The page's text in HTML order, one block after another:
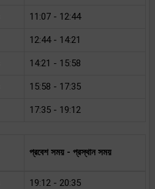
11:07 - 12:44
12:44 - 14:21
14:21 - 15:58
15:58 - 17:35
17:35 - 19:12
প্রবেশ সময় - প্রস্থান সময়
19:12 - 20:35